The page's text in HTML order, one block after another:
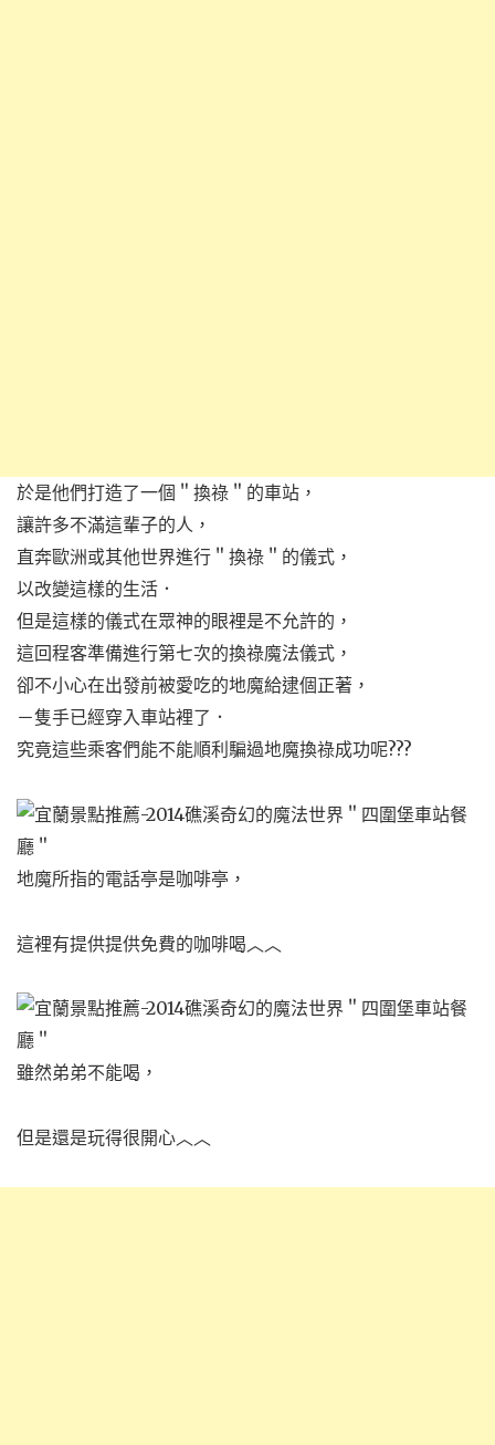
於是他們打造了一個＂換祿＂的車站，
讓許多不滿這輩子的人，
直奔歐洲或其他世界進行＂換祿＂的儀式，
以改變這樣的生活．
但是這樣的儀式在眾神的眼裡是不允許的，
這回程客準備進行第七次的換祿魔法儀式，
卻不小心在出發前被愛吃的地魔給逮個正著，
－隻手已經穿入車站裡了．
究竟這些乘客們能不能順利騙過地魔換祿成功呢???
地魔所指的電話亭是咖啡亭，
這裡有提供提供免費的咖啡喝︿︿
雖然弟弟不能喝，
但是還是玩得很開心︿︿